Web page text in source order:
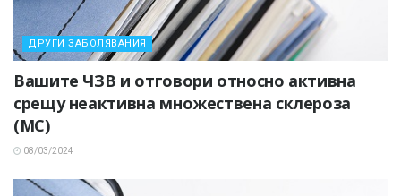
ДРУГИ ЗАБОЛЯВАНИЯ
Вашите ЧЗВ и отговори относно активна
срещу неактивна множествена склероза
(МС)
08/03/2024